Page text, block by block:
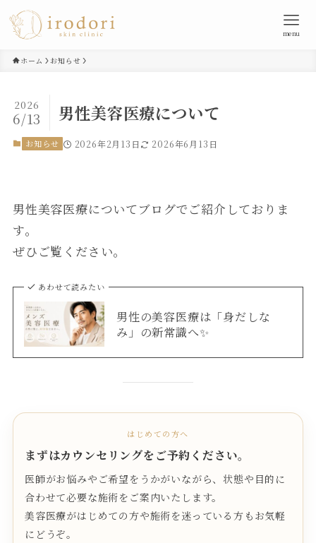
menu
ホーム お知らせ
男性美容医療について
2026
6/13
お知らせ 2026年2月13日 2026年6月13日
男性美容医療についてブログでご紹介しておりま
す。
ぜひご覧ください。
あわせて読みたい
男性の美容医療は「身だしな
み」の新常識へ✨
はじめての方へ
まずはカウンセリングをご予約ください。
医師がお悩みやご希望をうかがいながら、状態や目的に
合わせて必要な施術をご案内いたします。
美容医療がはじめての方や施術を迷っている方もお気軽
にどうぞ。